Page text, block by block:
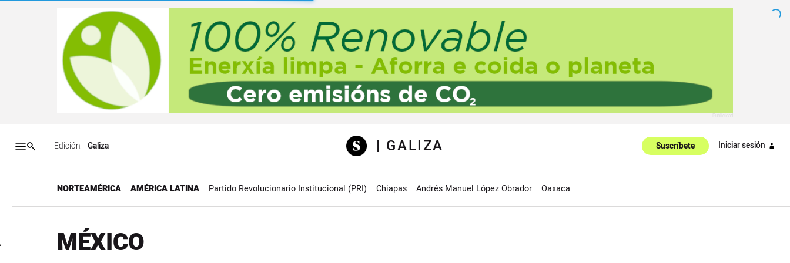
Contenidos portadaAccesibilidad
Edición: | GALIZA Suscríbete Iniciar sesión
NORTEAMÉRICA AMÉRICA LATINA Partido Revolucionario Institucional (PRI) Chiapas Andrés Manuel López Obrador Oaxaca
MÉXICO